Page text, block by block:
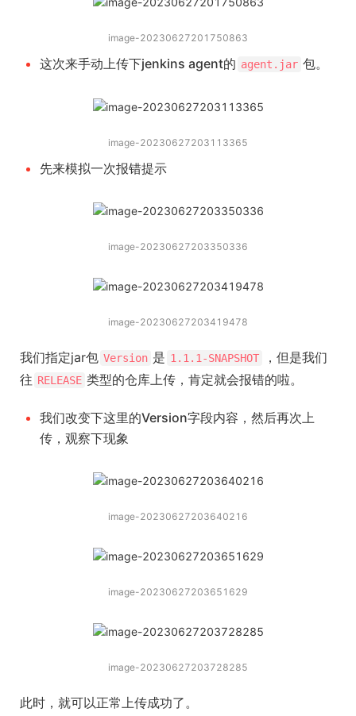
image-20230627201750863
这次来手动上传下jenkins agent的 agent.jar 包。
image-20230627203113365
先来模拟一次报错提示
image-20230627203350336
image-20230627203419478
我们指定jar包 Version 是 1.1.1-SNAPSHOT
，但是我们
往 RELEASE 类型的仓库上传，肯定就会报错的啦。
我们改变下这里的Version字段内容，然后再次上
传，观察下现象
image-20230627203640216
image-20230627203651629
image-20230627203728285
此时，就可以正常上传成功了。